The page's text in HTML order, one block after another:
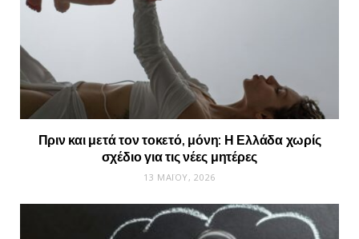
Πριν και μετά τον τοκετό, μόνη: Η Ελλάδα χωρίς
σχέδιο για τις νέες μητέρες
13 ΜΑΪ́ΟΥ, 2026